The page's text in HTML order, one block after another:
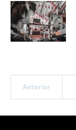
Anterior